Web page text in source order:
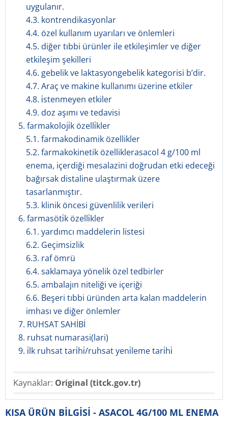
uygulanır.
4.3. kontrendikasyonlar
4.4. özel kullanım uyarıları ve önlemleri
4.5. diğer tıbbi ürünler ile etkileşimler ve diğer
etkileşim şekilleri
4.6. gebelik ve laktasyongebelik kategorisi b’dir.
4.7. Araç ve makine kullanımı üzerine etkiler
4.8. i̇stenmeyen etkiler
4.9. doz aşımı ve tedavisi
5. farmakoloji̇k özelli̇kler
5.1. farmakodinamik özellikler
5.2. farmakokinetik özelliklerasacol 4 g/100 ml
enema, içerdiği mesalazini doğrudan etki edeceği
bağırsak distaline ulaştırmak üzere
tasarlanmıştır.
5.3. klinik öncesi güvenlilik verileri
6. farmasöti̇k özelli̇kler
6.1. yardımcı maddelerin listesi
6.2. Geçimsizlik
6.3. raf ömrü
6.4. saklamaya yönelik özel tedbirler
6.5. ambalajın niteliği ve içeriği
6.6. Beşeri tıbbi üründen arta kalan maddelerin
imhası ve diğer önlemler
7. RUHSAT SAHİBİ
8. ruhsat numarasi(lari)
9. i̇lk ruhsat tari̇hi̇/ruhsat yeni̇leme tari̇hi̇
Kaynaklar: Original (titck.gov.tr)
KISA ÜRÜN BİLGİSİ - ASACOL 4G/100 ML ENEMA